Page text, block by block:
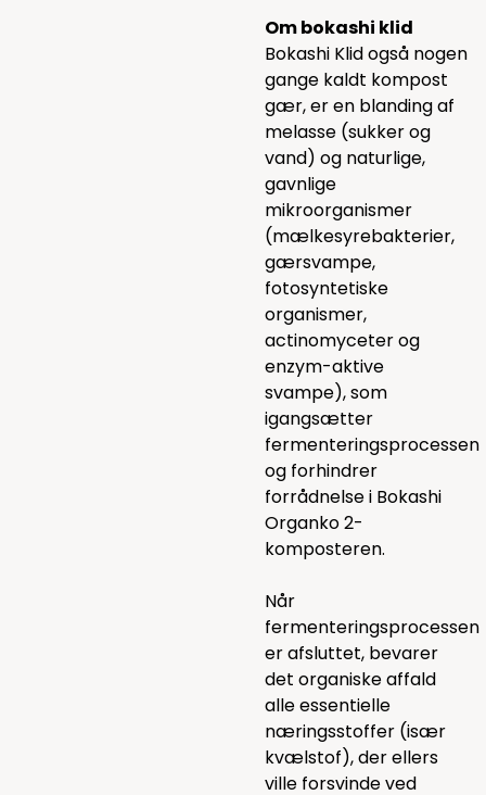
Om bokashi klid
Bokashi Klid også nogen
gange kaldt kompost
gær, er en blanding af
melasse (sukker og
vand) og naturlige,
gavnlige
mikroorganismer
(mælkesyrebakterier,
gærsvampe,
fotosyntetiske
organismer,
actinomyceter og
enzym-aktive
svampe), som
igangsætter
fermenteringsprocessen
og forhindrer
forrådnelse i Bokashi
Organko 2-
komposteren.
Når
fermenteringsprocessen
er afsluttet, bevarer
det organiske affald
alle essentielle
næringsstoffer (især
kvælstof), der ellers
ville forsvinde ved